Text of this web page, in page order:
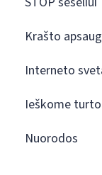
Krašto
Interneto
Ieškome
Nuorodos